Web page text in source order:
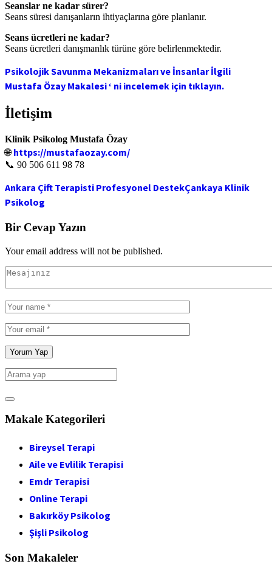
Seanslar ne kadar sürer?
Seans süresi danışanların ihtiyaçlarına göre planlanır.
Seans ücretleri ne kadar?
Seans ücretleri danışmanlık türüne göre belirlenmektedir.
Psikolojik Savunma Mekanizmaları ve İnsanlar İlgili
Mustafa Özay Makalesi ‘ ni incelemek için tıklayın.
İletişim
Klinik Psikolog Mustafa Özay
🌐https://mustafaozay.com/
📞 90 506 611 98 78
Ankara Çift Terapisti Profesyonel DestekÇankaya Klinik
Psikolog
Bir Cevap Yazın
Your email address will not be published.
Makale Kategorileri
Bireysel Terapi
Aile ve Evlilik Terapisi
Emdr Terapisi
Online Terapi
Bakırköy Psikolog
Şişli Psikolog
Son Makaleler